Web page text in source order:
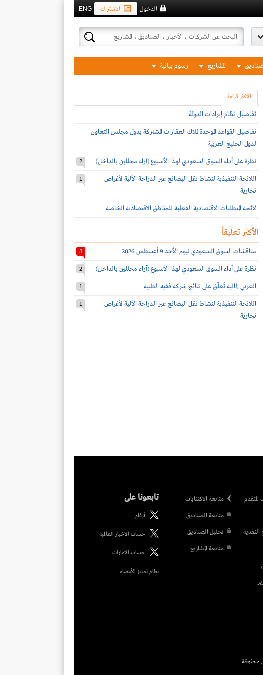
ENG الاشتراك الدخول
المشاريع رسوم بيانية
الأكثر قراءة
تفاصيل نظام إيرادات الدولة
تفاصيل القواعد الموحدة لملاك العقارات المشتركة بدول مجلس التعاون
لدول الخليج العربية
نظرة على أداء السوق السعودي لهذا الأسبوع (آراء محللين بالداخل) 2
اللائحة التنفيذية لنشاط نقل البضائع عبر الدراجة الآلية لأغراض
تجارية
1
لائحة المتطلبات الاقتصادية الفعلية للمناطق الاقتصادية الخاصة
الأكثر تعليقاً
مناقشات السوق السعودي ليوم الأحد 9 أغسطس 2026 3
نظرة على أداء السوق السعودي لهذا الأسبوع (آراء محللين بالداخل) 2
العربي المالية تُعلّق على نتائج شركة فقيه الطبية 1
اللائحة التنفيذية لنشاط نقل البضائع عبر الدراجة الآلية لأغراض
تجارية
1
النقدية
متابعة الاكتتابات
متابعة الصناديق
تحليل الصناديق
متابعة المشاريع
تابعونا على
أرقام
حساب الاخبار العالمية
حساب الامارات
نظام تمييز الأعضاء